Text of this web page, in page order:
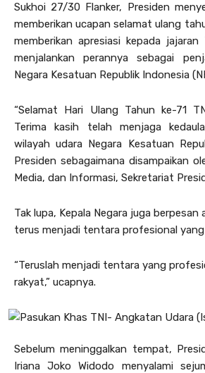
Sukhoi 27/30 Flanker, Presiden
memberikan ucapan selamat ulang
memberikan apresiasi kepada
menjalankan perannya sebagai
Negara Kesatuan Republik Indonesia
“Selamat Hari Ulang Tahun ke-71
Terima kasih telah menjaga
wilayah udara Negara Kesatuan
Presiden sebagaimana disampaikan
Media, dan Informasi, Sekretariat
Tak lupa, Kepala Negara juga berpesan
terus menjadi tentara profesional
“Teruslah menjadi tentara yang
rakyat,” ucapnya.
Sebelum meninggalkan tempat,
Iriana Joko Widodo menyalami